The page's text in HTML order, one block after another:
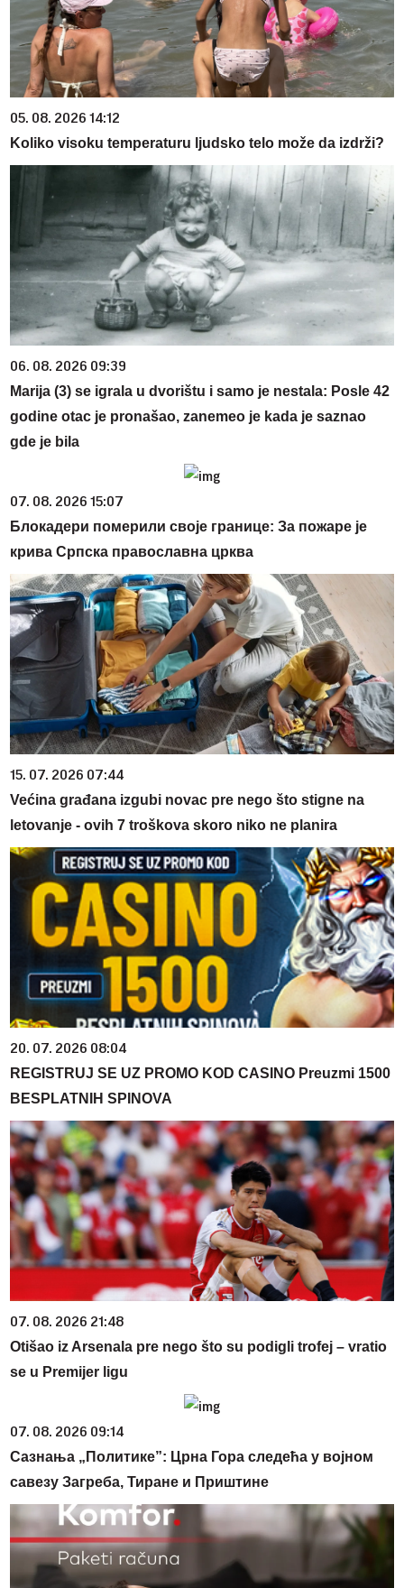
05. 08. 2026 14:12
Koliko visoku temperaturu ljudsko telo može da izdrži?
06. 08. 2026 09:39
Marija (3) se igrala u dvorištu i samo je nestala: Posle 42
godine otac je pronašao, zanemeo je kada je saznao
gde je bila
07. 08. 2026 15:07
Блокадери померили своје границе: За пожаре је
крива Српска православна црква
15. 07. 2026 07:44
Većina građana izgubi novac pre nego što stigne na
letovanje - ovih 7 troškova skoro niko ne planira
20. 07. 2026 08:04
REGISTRUJ SE UZ PROMO KOD CASINO Preuzmi 1500
BESPLATNIH SPINOVA
07. 08. 2026 21:48
Otišao iz Arsenala pre nego što su podigli trofej – vratio
se u Premijer ligu
07. 08. 2026 09:14
Сазнања „Политике”: Црна Гора следећа у војном
савезу Загреба, Тиране и Приштине